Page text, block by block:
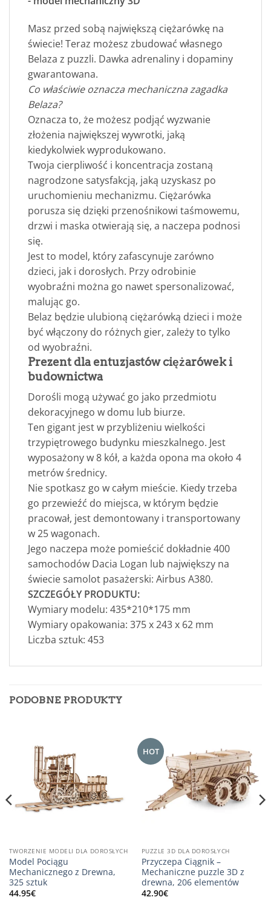
Masz przed sobą największą ciężarówkę na
świecie! Teraz możesz zbudować własnego
Belaza z puzzli. Dawka adrenaliny i dopaminy
gwarantowana.
Co właściwie oznacza mechaniczna zagadka
Belaza?
Oznacza to, że możesz podjąć wyzwanie
złożenia największej wywrotki, jaką
kiedykolwiek wyprodukowano.
Twoja cierpliwość i koncentracja zostaną
nagrodzone satysfakcją, jaką uzyskasz po
uruchomieniu mechanizmu. Ciężarówka
porusza się dzięki przenośnikowi taśmowemu,
drzwi i maska otwierają się, a naczepa podnosi
się.
Jest to model, który zafascynuje zarówno
dzieci, jak i dorosłych. Przy odrobinie
wyobraźni można go nawet spersonalizować,
malując go.
Belaz będzie ulubioną ciężarówką dzieci i może
być włączony do różnych gier, zależy to tylko
od wyobraźni.
Prezent dla entuzjastów ciężarówek i
budownictwa
Dorośli mogą używać go jako przedmiotu
dekoracyjnego w domu lub biurze.
Ten gigant jest w przybliżeniu wielkości
trzypiętrowego budynku mieszkalnego. Jest
wyposażony w 8 kół, a każda opona ma około 4
metrów średnicy.
Nie spotkasz go w całym mieście. Kiedy trzeba
go przewieźć do miejsca, w którym będzie
pracował, jest demontowany i transportowany
w 25 wagonach.
Jego naczepa może pomieścić dokładnie 400
samochodów Dacia Logan lub największy na
świecie samolot pasażerski: Airbus A380.
SZCZEGÓŁY PRODUKTU:
Wymiary modelu: 435*210*175 mm
Wymiary opakowania: 375 x 243 x 62 mm
Liczba sztuk: 453
PODOBNE PRODUKTY
TWORZENIE MODELI DLA DOROSŁYCH
Model Pociągu
Mechanicznego z Drewna,
325 sztuk
44.95€
HOT
PUZZLE 3D DLA DOROSŁYCH
Przyczepa Ciągnik –
Mechaniczne puzzle 3D z
drewna, 206 elementów
42.90€